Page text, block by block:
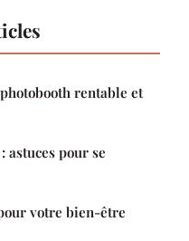
rentable et
pour se
votre bien-être